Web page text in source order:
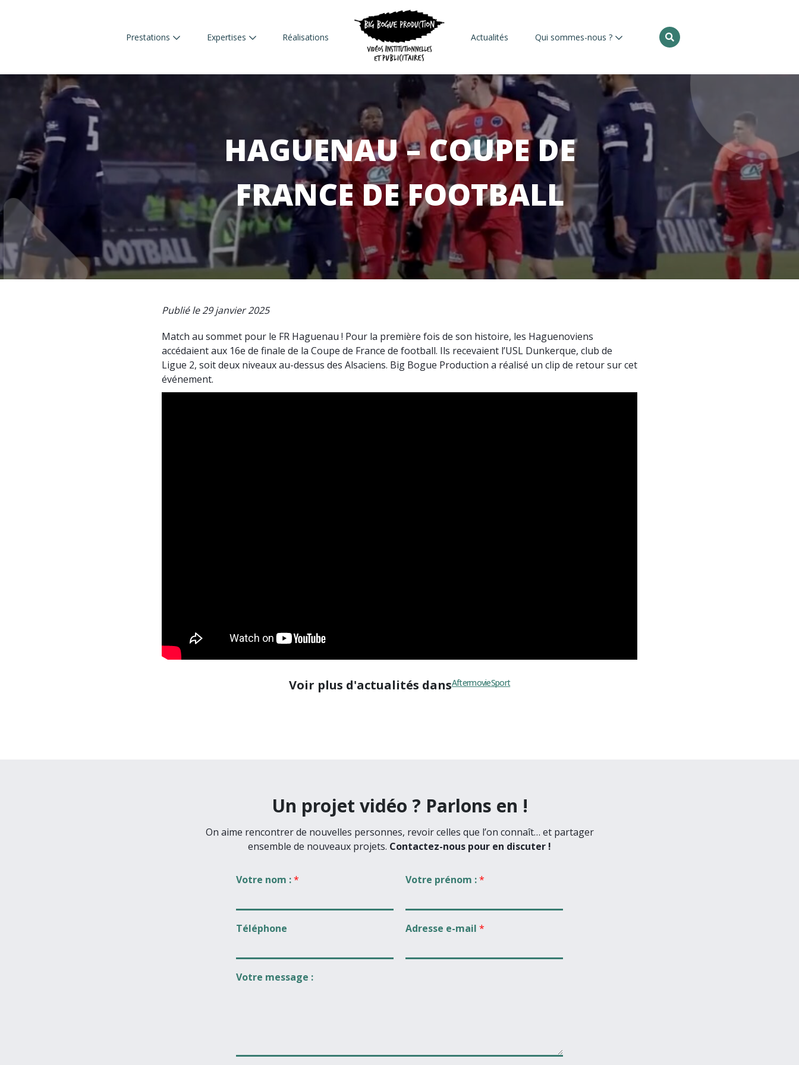
Prestations Expertises Réalisations Actualités Qui sommes-nous ?
Rechercher
HAGUENAU – COUPE DE
FRANCE DE FOOTBALL
Publié le 29 janvier 2025
Match au sommet pour le FR Haguenau ! Pour la première fois de son histoire, les Haguenoviens
accédaient aux 16e de finale de la Coupe de France de football. Ils recevaient l’USL Dunkerque, club de
Ligue 2, soit deux niveaux au-dessus des Alsaciens. Big Bogue Production a réalisé un clip de retour sur cet
événement.
Voir plus d'actualités dansAftermovieSport
Un projet vidéo ? Parlons en !
On aime rencontrer de nouvelles personnes, revoir celles que l’on connaît… et partager
ensemble de nouveaux projets. Contactez-nous pour en discuter !
Votre nom :* Votre prénom :*
Téléphone Adresse e-mail *
Votre message :